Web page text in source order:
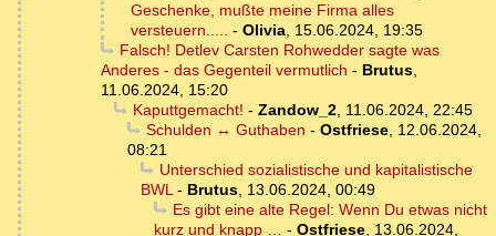
Geschenke, mußte meine Firma alles
versteuern..... - Olivia, 15.06.2024, 19:35
Falsch! Detlev Carsten Rohwedder sagte was
Anderes - das Gegenteil vermutlich - Brutus,
11.06.2024, 15:20
Kaputtgemacht! - Zandow_2, 11.06.2024, 22:45
Schulden ↔ Guthaben - Ostfriese, 12.06.2024,
08:21
Unterschied sozialistische und kapitalistische
BWL- Brutus, 13.06.2024, 00:49
Es gibt eine alte Regel: Wenn Du etwas nicht
kurz und knapp … - Ostfriese, 13.06.2024,